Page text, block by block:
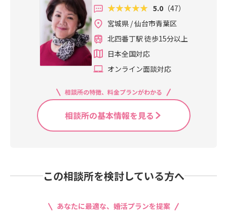
5.0（47）
宮城県 / 仙台市青葉区
北四番丁駅 徒歩15分以上
日本全国対応
オンライン面談対応
相談所の特徴、料金プランがわかる
相談所の基本情報を見る
この相談所を検討している方へ
あなたに最適な、婚活プランを提案